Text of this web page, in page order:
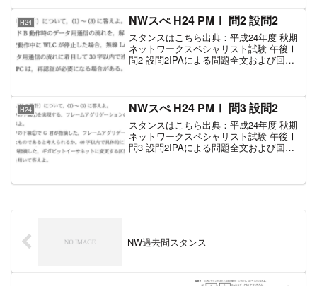
H24 NWスぺ H24 PMⅠ 問2 設問2
スタンスはこちら出典：平成24年度 秋期
ネットワークスペシャリスト試験 午後Ⅰ
問2 設問2IPAによる問題全文および回答
使...
H24 NWスぺ H24 PMⅠ 問3 設問2
スタンスはこちら出典：平成24年度 秋期
ネットワークスペシャリスト試験 午後Ⅰ
問3 設問2IPAによる問題全文および回答
能ですが、知らなくてもアグリゲーショ
NW過去問スタンス